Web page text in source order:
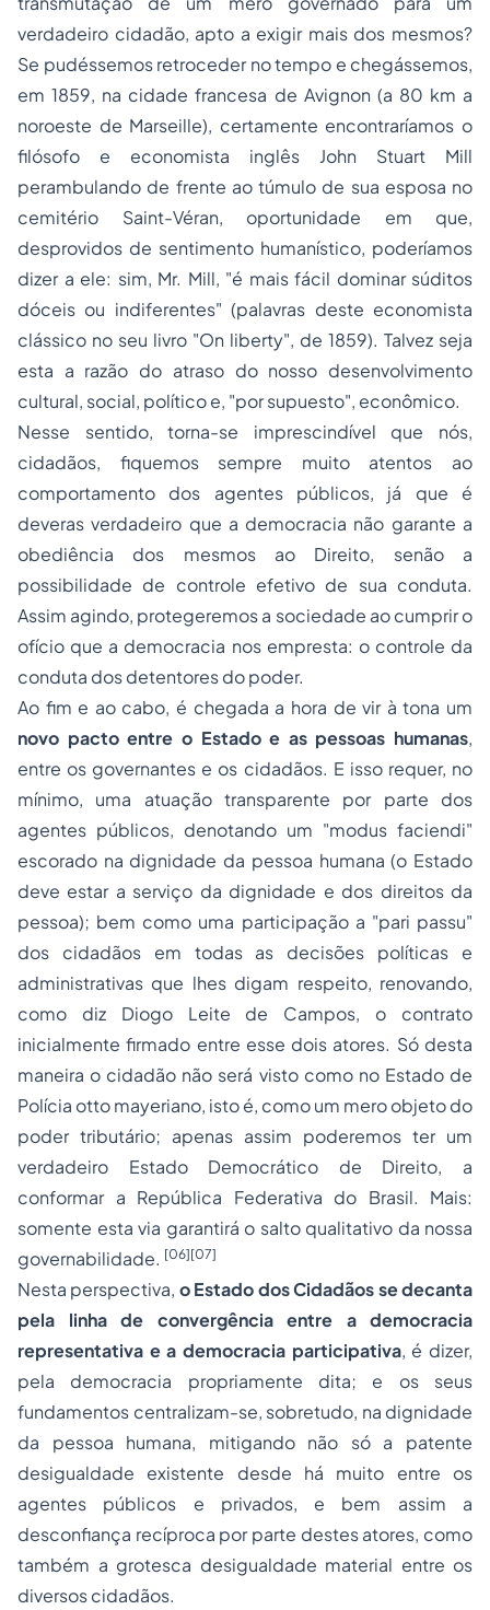
verdadeiro cidadão, apto a exigir mais dos mesmos?
Se pudéssemos retroceder no tempo e chegássemos,
em 1859, na cidade francesa de Avignon (a 80 km a
noroeste de Marseille), certamente encontraríamos o
filósofo e economista inglês John Stuart Mill
perambulando de frente ao túmulo de sua esposa no
cemitério Saint-Véran, oportunidade em que,
desprovidos de sentimento humanístico, poderíamos
dizer a ele: sim, Mr. Mill, "é mais fácil dominar súditos
dóceis ou indiferentes" (palavras deste economista
clássico no seu livro "On liberty", de 1859). Talvez seja
esta a razão do atraso do nosso desenvolvimento
cultural, social, político e, "por supuesto", econômico.
Nesse sentido, torna-se imprescindível que nós,
cidadãos, fiquemos sempre muito atentos ao
comportamento dos agentes públicos, já que é
deveras verdadeiro que a democracia não garante a
obediência dos mesmos ao Direito, senão a
possibilidade de controle efetivo de sua conduta.
Assim agindo, protegeremos a sociedade ao cumprir o
ofício que a democracia nos empresta: o controle da
conduta dos detentores do poder.
Ao fim e ao cabo, é chegada a hora de vir à tona um
novo pacto entre o Estado e as pessoas humanas,
entre os governantes e os cidadãos. E isso requer, no
mínimo, uma atuação transparente por parte dos
agentes públicos, denotando um "modus faciendi"
escorado na dignidade da pessoa humana (o Estado
deve estar a serviço da dignidade e dos direitos da
pessoa); bem como uma participação a "pari passu"
dos cidadãos em todas as decisões políticas e
administrativas que lhes digam respeito, renovando,
como diz Diogo Leite de Campos, o contrato
inicialmente firmado entre esse dois atores. Só desta
maneira o cidadão não será visto como no Estado de
Polícia otto mayeriano, isto é, como um mero objeto do
poder tributário; apenas assim poderemos ter um
verdadeiro Estado Democrático de Direito, a
conformar a República Federativa do Brasil. Mais:
somente esta via garantirá o salto qualitativo da nossa
governabilidade. [06][07]
Nesta perspectiva, o Estado dos Cidadãos se decanta
pela linha de convergência entre a democracia
representativa e a democracia participativa, é dizer,
pela democracia propriamente dita; e os seus
fundamentos centralizam-se, sobretudo, na dignidade
da pessoa humana, mitigando não só a patente
desigualdade existente desde há muito entre os
agentes públicos e privados, e bem assim a
desconfiança recíproca por parte destes atores, como
também a grotesca desigualdade material entre os
diversos cidadãos.